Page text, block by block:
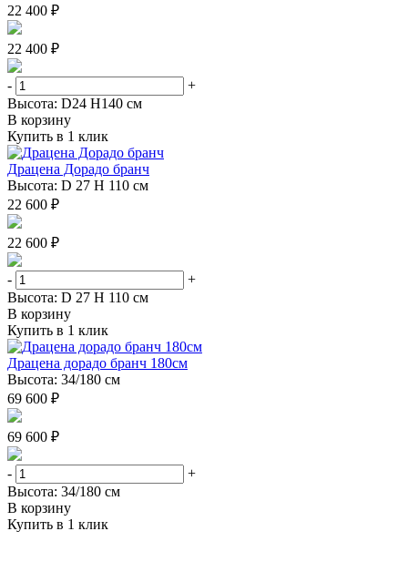
22 400 ₽
22 400 ₽
-
+
Высота: D24 H140 см
В корзину
Купить в 1 клик
Драцена Дорадо бранч
Высота: D 27 H 110 см
22 600 ₽
22 600 ₽
-
+
Высота: D 27 H 110 см
В корзину
Купить в 1 клик
Драцена дорадо бранч 180см
Высота: 34/180 см
69 600 ₽
69 600 ₽
-
+
Высота: 34/180 см
В корзину
Купить в 1 клик